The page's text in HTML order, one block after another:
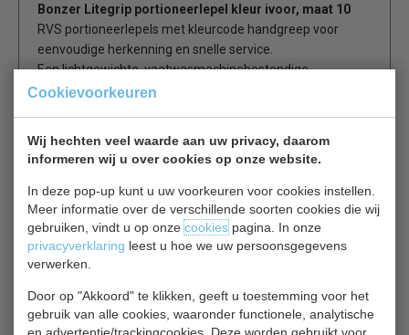
Cookievoorkeuren
Wij hechten veel waarde aan uw privacy, daarom
informeren wij u over cookies op onze website.
In deze pop-up kunt u uw voorkeuren voor cookies instellen.
Meer informatie over de verschillende soorten cookies die wij
gebruiken, vindt u op onzecookiespagina. In onze
privacyverklaring leest u hoe we uw persoonsgegevens
verwerken.
Door op "Akkoord" te klikken, geeft u toestemming voor het
gebruik van alle cookies, waaronder functionele, analytische
en advertentie/trackingcookies. Deze worden gebruikt voor
Bonzer Litegrip portioneerlepel kleur ivoor, maat 10
RVS portioneerlepels met kleurcode handgreep voor
eenvoudige herkenning en snelle service.
Een lichtgewichte, vaatwasmachinebestendige
portioneerlepel, zonder veer of voedselvallen.
Zonder voedselvallen
Vaatwasmachinebestendig